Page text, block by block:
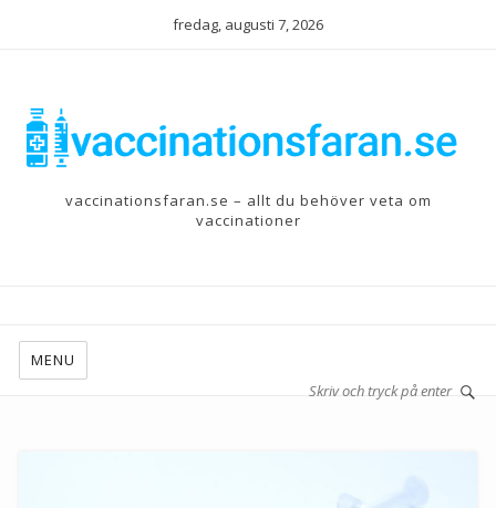
fredag, augusti 7, 2026
vaccinationsfaran.se – allt du behöver veta om
vaccinationer
MENU